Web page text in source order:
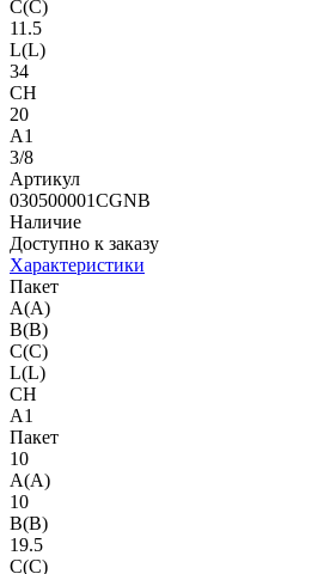
C(C)
11.5
L(L)
34
CH
20
A1
3/8
Артикул
030500001CGNB
Наличие
Доступно к заказу
Характеристики
Пакет
A(A)
B(B)
C(C)
L(L)
CH
A1
Пакет
10
A(A)
10
B(B)
19.5
C(C)